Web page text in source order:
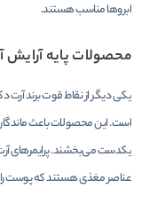
ابروها مناسب هستند.
محصولات پایه آرایش
یکی دیگر از نقاط قوت برند آرت
است. این محصولات باعث
یکدست می‌بخشند. پرایمرهای
عناصر مغذی هستند که پوست را